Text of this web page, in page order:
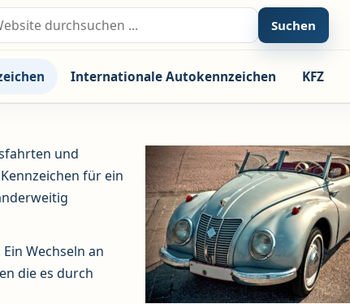
nach: Suchen
Internationale Autokennzeichen KFZ
und
für ein
Wechseln an
die es durch